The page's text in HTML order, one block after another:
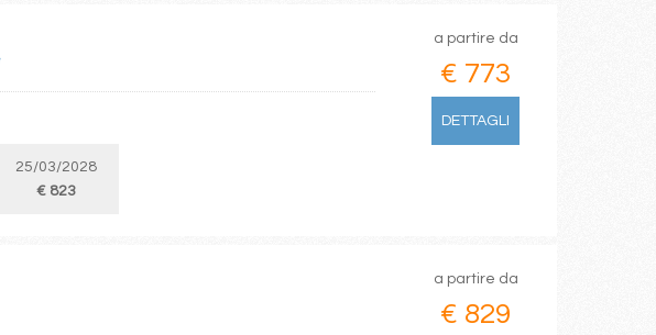
25/03/2028
€ 823
a partire da
€ 773
DETTAGLI
a partire da
€ 829